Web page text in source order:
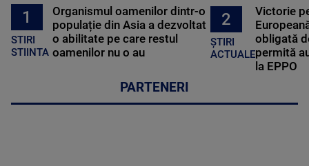
1
STIRI
STIINTA
Organismul oamenilor dintr-o
populație din Asia a dezvoltat
o abilitate pe care restul
oamenilor nu o au
2
ȘTIRI
ACTUALE
Victorie
obligată
permită
la EPPO
PARTENERI